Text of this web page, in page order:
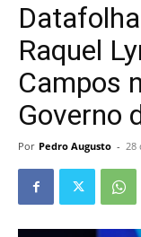
Raquel
Campos
Governo
Por Pedro Augusto - 28